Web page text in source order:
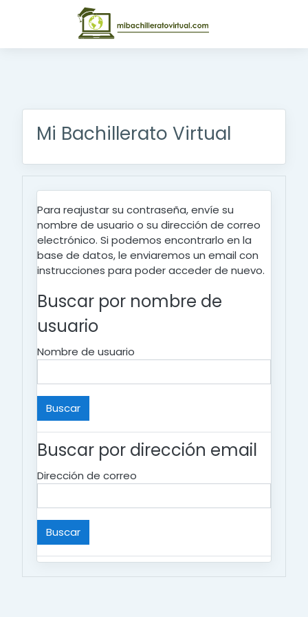
Salta al contenido principal
Usted no se ha identificado.
Mi Bachillerato Virtual
Para reajustar su contraseña, envíe su
nombre de usuario o su dirección de correo
electrónico. Si podemos encontrarlo en la
base de datos, le enviaremos un email con
instrucciones para poder acceder de nuevo.
Buscar por nombre de
usuario
Nombre de usuario
Buscar por dirección email
Dirección de correo